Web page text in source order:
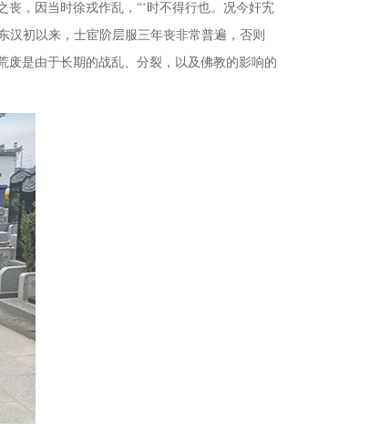
丧，因当时徐戎作乱，“‘时不得行也。况今奸宄
汉初以来，士宦阶层服三年丧非常普遍，否则
废是由于长期的战乱、分裂，以及佛教的影响的